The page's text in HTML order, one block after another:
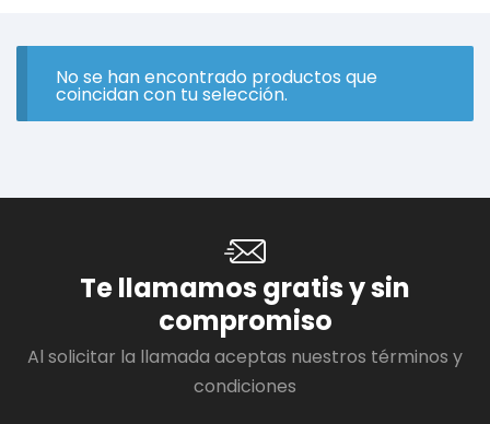
No se han encontrado productos que
coincidan con tu selección.
Te llamamos gratis y sin
compromiso
Al solicitar la llamada aceptas nuestros términos y
condiciones